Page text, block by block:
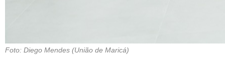
Foto: Diego Mendes (União de Maricá)